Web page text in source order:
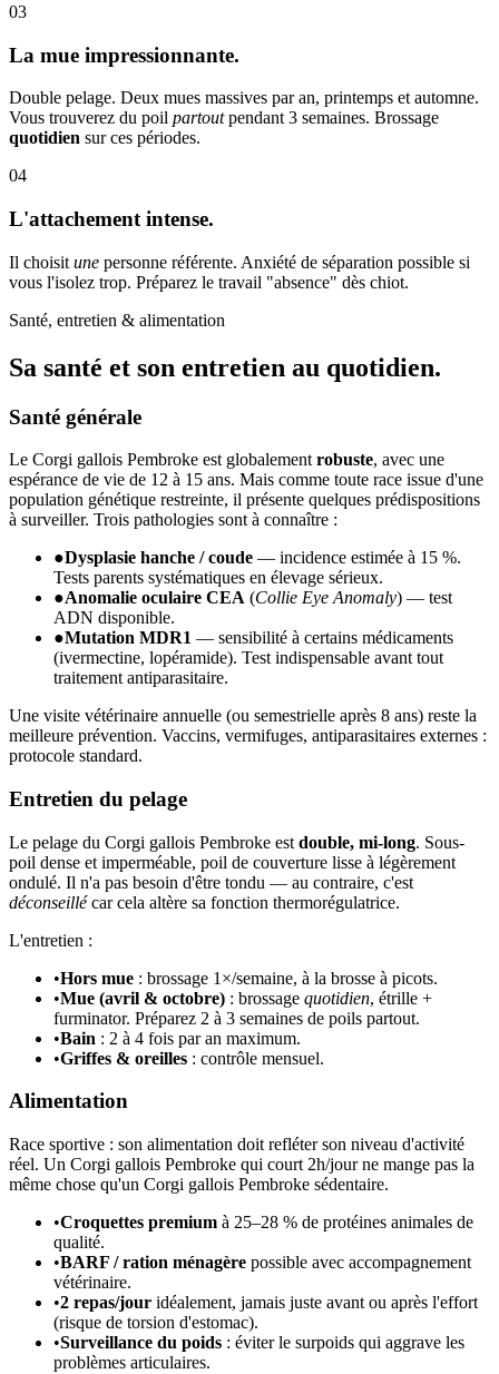
03
La mue impressionnante.
Double pelage. Deux mues massives par an, printemps et automne.
Vous trouverez du poil partoutpendant 3 semaines. Brossage
quotidien sur ces périodes.
04
L'attachement intense.
Il choisit une personne référente. Anxiété de séparation possible si
vous l'isolez trop. Préparez le travail "absence" dès chiot.
Santé, entretien & alimentation
Sa santé et son entretien au quotidien.
Santé générale
Le Corgi gallois Pembroke est globalement robuste, avec une
espérance de vie de 12 à 15 ans. Mais comme toute race issue d'une
population génétique restreinte, il présente quelques prédispositions
à surveiller. Trois pathologies sont à connaître :
●Dysplasie hanche / coude — incidence estimée à 15 %.
Tests parents systématiques en élevage sérieux.
●Anomalie oculaire CEA (Collie Eye Anomaly) — test
ADN disponible.
●Mutation MDR1 — sensibilité à certains médicaments
(ivermectine, lopéramide). Test indispensable avant tout
traitement antiparasitaire.
Une visite vétérinaire annuelle (ou semestrielle après 8 ans) reste la
meilleure prévention. Vaccins, vermifuges, antiparasitaires externes :
protocole standard.
Entretien du pelage
Le pelage du Corgi gallois Pembroke est double, mi-long. Sous-
poil dense et imperméable, poil de couverture lisse à légèrement
ondulé. Il n'a pas besoin d'être tondu — au contraire, c'est
déconseillécar cela altère sa fonction thermorégulatrice.
L'entretien :
•Hors mue : brossage 1×/semaine, à la brosse à picots.
•Mue (avril & octobre) : brossage quotidien, étrille +
furminator. Préparez 2 à 3 semaines de poils partout.
•Bain : 2 à 4 fois par an maximum.
•Griffes & oreilles : contrôle mensuel.
Alimentation
Race sportive : son alimentation doit refléter son niveau d'activité
réel. Un Corgi gallois Pembroke qui court 2h/jour ne mange pas la
même chose qu'un Corgi gallois Pembroke sédentaire.
•Croquettes premium à 25–28 % de protéines animales de
qualité.
•BARF / ration ménagère possible avec accompagnement
vétérinaire.
•2 repas/jour idéalement, jamais juste avant ou après l'effort
(risque de torsion d'estomac).
•Surveillance du poids : éviter le surpoids qui aggrave les
problèmes articulaires.